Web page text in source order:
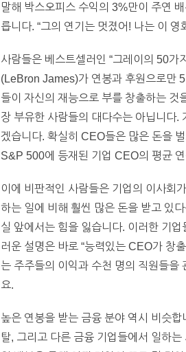
말해 박스오피스 수익의 3%만이 주연
릅니다. “그의 연기는 멋졌어! 나는 이
사람들은 베스트셀러인 “그레이의 50
(LeBron James)가 연봉과 후원으로만
들이 자신의 재능으로 부를 창출하는 것
장 부유한 사람들의 대다수는 아닙니다
겠습니다. 확실히 CEO들은 많은 돈을
S&P 500에 등재된 기업 CEO의 평균
이에 비판적인 사람들은 기업의 이사회
하는 일에 비해 훨씬 많은 돈을 받고 있
실 앞에서는 힘을 잃습니다. 이러한 기
러운 설명은 바로 “능력있는 CEO가 창
는 주주들의 이익과 수천 명의 직원들을
요.
높은 연봉을 받는 금융 분야 역시 비슷
탈, 그리고 다른 금융 기업들에서 일하